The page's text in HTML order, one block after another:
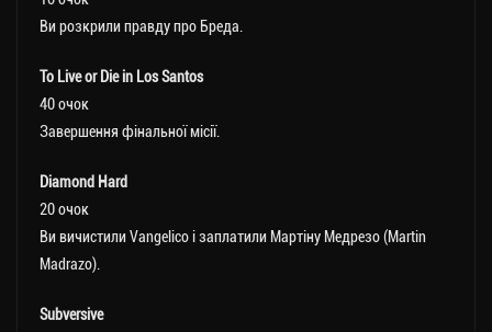
Ви розкрили правду про Бреда.
To Live or Die in Los Santos
40 очок
Завершення фінальної місії.
Diamond Hard
20 очок
Ви вичистили Vangelico і заплатили Мартіну Медрезо (Martin
Madrazo).
Subversive